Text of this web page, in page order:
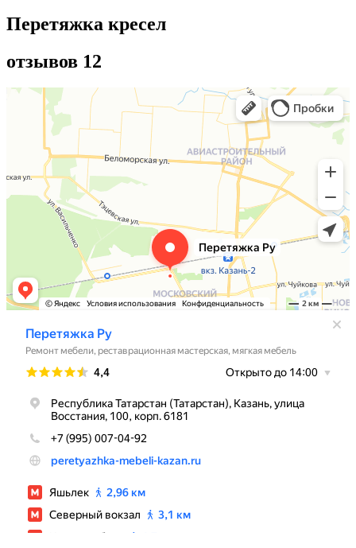
Перетяжка кресел
отзывов 12